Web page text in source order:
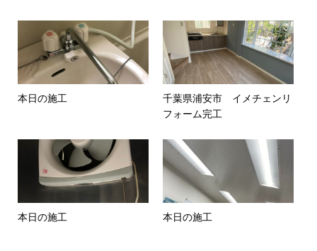
本日の施工
千葉県浦安市 イメチェンリ
フォーム完工
本日の施工 本日の施工